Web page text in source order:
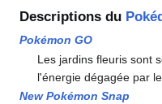
Descriptions du
Pokémon GO
Les jardins fleuris sont
l'énergie dégagée par
New Pokémon Snap